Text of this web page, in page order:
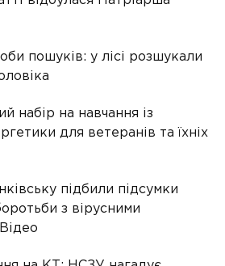
пошуків: у лісі розшукали
набір на навчання із
для ветеранів та їхніх
підбили підсумки
з вірусними